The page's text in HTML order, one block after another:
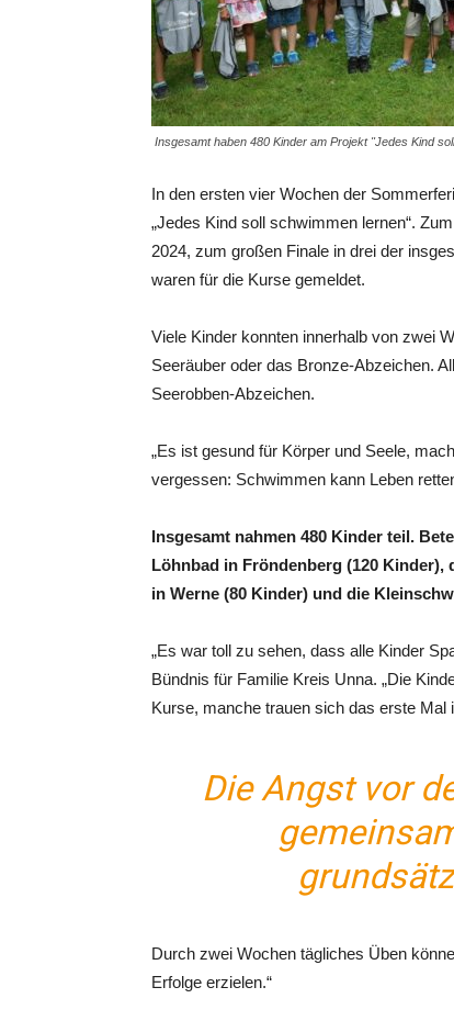
Insgesamt haben 480 Kinder am Projekt "Jedes Kind
In den ersten vier Wochen der
„Jedes Kind soll schwimmen lernen“.
2024, zum großen Finale in drei der
waren für die Kurse gemeldet.
Viele Kinder konnten innerhalb von zwei
Seeräuber oder das Bronze-Abzeichen.
Seerobben-Abzeichen.
„Es ist gesund für Körper und Seele,
vergessen: Schwimmen kann Leben
Insgesamt nahmen 480 Kinder teil.
Löhnbad in Fröndenberg (120 Kinder),
in Werne (80 Kinder) und die
„Es war toll zu sehen, dass alle Kinder
Bündnis für Familie Kreis Unna. „Die
Kurse, manche trauen sich das erste
Die Angst vor
Durch zwei Wochen tägliches Üben
Erfolge erzielen.“